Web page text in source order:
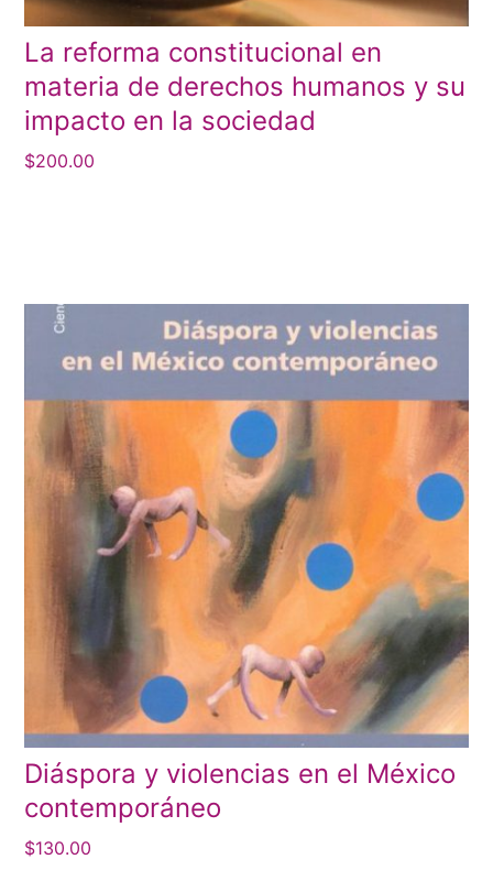
La reforma constitucional en
materia de derechos humanos y su
impacto en la sociedad
$200.00
Diáspora y violencias en el México
contemporáneo
$130.00